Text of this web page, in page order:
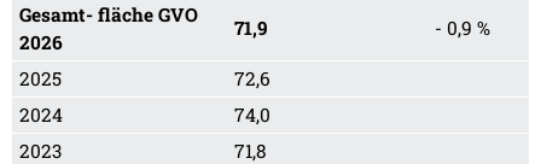
Gesamt- fläche GVO
2026
71,9 - 0,9 %
2025
72,6
2024
74,0
2023
71,8